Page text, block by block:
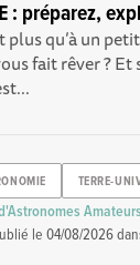
: préparez,
plus qu’à un
fait rêver ?
TERRE-
le04/08/2026